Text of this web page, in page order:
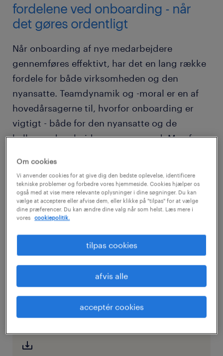
fordelene ved onboarding - når
det gøres ordentligt
Når onboarding af nye medarbejdere
gennemføres effektivt, har det en lang række
fordele for både virksomheden og den
nyansatte. Teamdynamik og -moral er en af
hovedårsagerne til, hvorfor onboarding er
vigtigt - både for den nyansatte og de
kolleger, de arbejder sammen med. Men fra
overbevisende grunde til at investere i god
onboardingøget fastholdelse af
medarbejdere.
ud af, hvad mangelfuld onboarding
koster
Om cookies
Vi anvender cookies for at give dig den bedste oplevelse, identificere
tekniske problemer og forbedre vores hjemmeside. Cookies hjælper os
også med at vise mere relevante oplysninger i dine søgninger. Du kan
vælge at acceptere eller afvise dem, eller klikke på "tilpas" for at vælge
dine præferencer. Du kan ændre dine valg når som helst. Læs mere i
vores
cookiepolitik.
tilpas cookies
afvis alle
acceptér cookies